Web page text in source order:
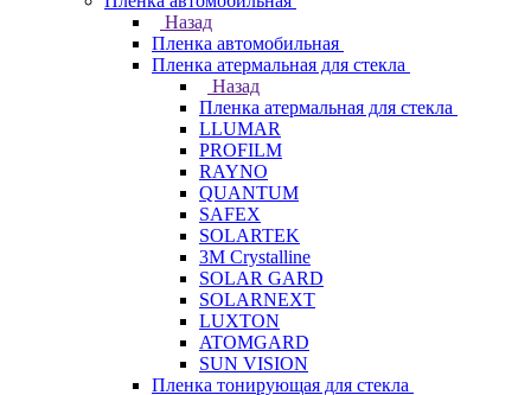
Назад
Пленка автомобильная
Пленка атермальная для стекла
Назад
Пленка атермальная для стекла
LLUMAR
PROFILM
RAYNO
QUANTUM
SAFEX
SOLARTEK
3M Crystalline
SOLAR GARD
SOLARNEXT
LUXTON
ATOMGARD
SUN VISION
Пленка тонирующая для стекла